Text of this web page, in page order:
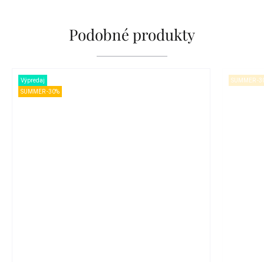
Podobné produkty
Výpredaj
SUMMER -30%
SUMMER -